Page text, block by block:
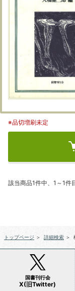
※品切増刷未定
該当商品1件中、1～1件
トップページ ＞ 詳細検索 ＞
国書刊行会
X(旧Twitter)